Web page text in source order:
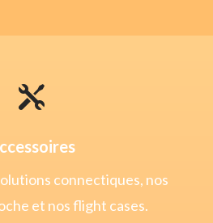

connectiques, nos
et nos flight cases.